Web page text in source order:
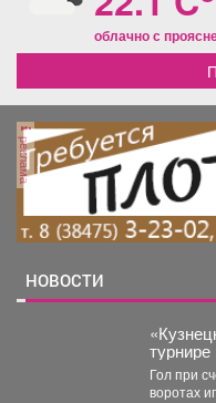
облачно с
реклама
НОВОСТИ
Гол при
воротах